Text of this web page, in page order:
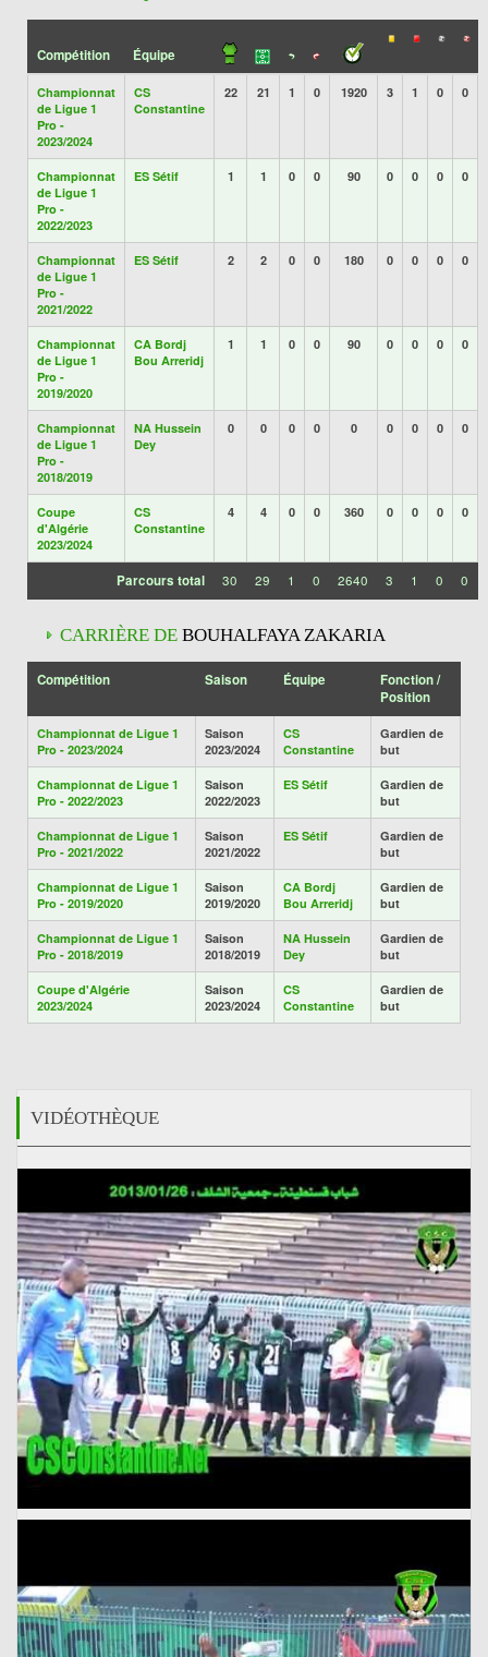
Compétition Équipe
Championnat
de Ligue 1
Pro -
2023/2024
CS
Constantine
22 21 1 0 1920 3 1 0 0
Championnat
de Ligue 1
Pro -
2022/2023
ES Sétif 1 1 0 0 90 0 0 0 0
Championnat
de Ligue 1
Pro -
2021/2022
ES Sétif 2 2 0 0 180 0 0 0 0
Championnat
de Ligue 1
Pro -
2019/2020
CA Bordj
Bou Arreridj
1 1 0 0 90 0 0 0 0
Championnat
de Ligue 1
Pro -
2018/2019
NA Hussein
Dey
0 0 0 0 0 0 0 0 0
Coupe
d'Algérie
2023/2024
CS
Constantine
4 4 0 0 360 0 0 0 0
Parcours total 30 29 1 0 2640 3 1 0 0
CARRIÈRE DE BOUHALFAYA ZAKARIA
Compétition Saison Équipe
Fonction /
Position
Championnat de Ligue 1
Pro - 2023/2024
Saison
2023/2024
CS
Constantine
Gardien de
but
Championnat de Ligue 1
Pro - 2022/2023
Saison
2022/2023
ES Sétif
Gardien de
but
Championnat de Ligue 1
Pro - 2021/2022
Saison
2021/2022
ES Sétif
Gardien de
but
Championnat de Ligue 1
Pro - 2019/2020
Saison
2019/2020
CA Bordj
Bou Arreridj
Gardien de
but
Championnat de Ligue 1
Pro - 2018/2019
Saison
2018/2019
NA Hussein
Dey
Gardien de
but
Coupe d'Algérie
2023/2024
Saison
2023/2024
CS
Constantine
Gardien de
but
VIDÉOTHÈQUE